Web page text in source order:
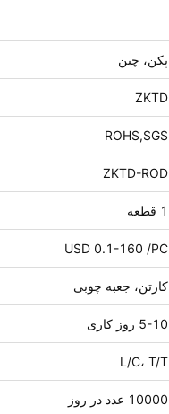
پکن، چین
ZKTD
ROHS,SGS
ZKTD-ROD
1 قطعه
USD 0.1-160 /PC
کارتن، جعبه چوبی
5-10 روز کاری
L/C، T/T
10000 عدد در روز